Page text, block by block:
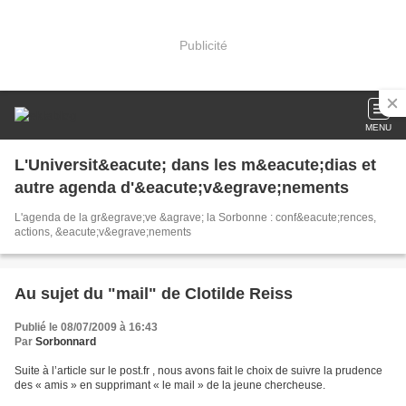
Publicité
MENU
L'Universit&eacute; dans les m&eacute;dias et
autre agenda d'&eacute;v&egrave;nements
L'agenda de la gr&egrave;ve &agrave; la Sorbonne : conf&eacute;rences,
actions, &eacute;v&egrave;nements
Au sujet du "mail" de Clotilde Reiss
Publié le 08/07/2009 à 16:43
Par Sorbonnard
Suite à l’article sur le post.fr , nous avons fait le choix de suivre la prudence
des « amis » en supprimant « le mail » de la jeune chercheuse.